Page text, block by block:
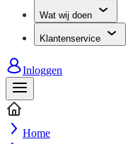
Wat wij doen
Klantenservice
Inloggen
Home